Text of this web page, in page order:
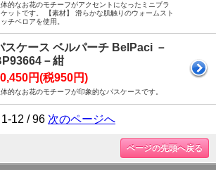
的なお花のモチーフがアクセントになったミニブラ
ケットです。 【素材】 滑らかな肌触りのウォームスト
チベロアを使用。
スケース ベルパーチ BelPaci －
－紺
円(税950円)
的なお花のモチーフが印象的なパスケースです。
1-12 / 96 次のページへ
ページの先頭へ戻る